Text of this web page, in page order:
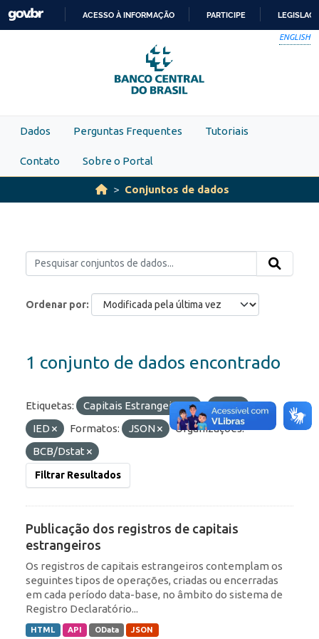
Skip to main content
PARA
O
CONTEÚDO
ACESSO À INFORMAÇÃO PARTICIPE
ENGLISH
Dados Perguntas Frequentes Tutoriais
Contato Sobre o Portal
Conjuntos de dados
Ordenar por
1 conjunto de dados encontrado
Etiquetas: Capitais Estrangeiros
ROF
IED
Formatos: JSON
Organizações:
BCB/Dstat
Filtrar Resultados
Publicação dos registros de capitais
estrangeiros
Os registros de capitais estrangeiros contemplam os
seguintes tipos de operações, criadas ou encerradas
em cada período data-base, no âmbito do sistema de
Registro Declaratório...
HTML API OData JSON